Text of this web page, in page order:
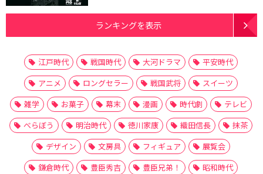
ランキングを表示
江戸時代 戦国時代 大河ドラマ
平安時代
アニメ
ロングセラー 戦国武将
スイーツ
雑学
お菓子 幕末 漫画 時代劇
テレビ
べらぼう
明治時代 徳川家康 織田信長
抹茶
デザイン
文房具 フィギュア
展覧会
鎌倉時代
豊臣秀吉 豊臣兄弟！
昭和時代